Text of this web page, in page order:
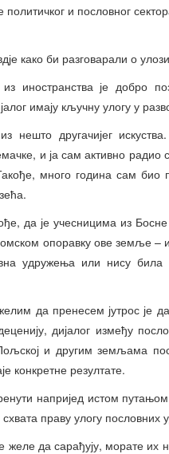
политичког и пословног
како би разговарали о
иностранства је добро
имају кључну улогу у
нешто другачијег
и ја сам активно радио
много година сам био
да је учесницима из Босне
опоравку ове земље –
удружења или нису била
да пренесем јутрос је
дијалог између
и другим земљама
конкретне резултате.
напријед истом
схвата праву улогу
желе да сарађују, морате их